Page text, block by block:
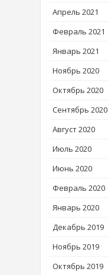
Апрель 2021
Февраль 2021
Январь 2021
Ноябрь 2020
Октябрь 2020
Сентябрь 2020
Август 2020
Июль 2020
Июнь 2020
Февраль 2020
Январь 2020
Декабрь 2019
Ноябрь 2019
Октябрь 2019